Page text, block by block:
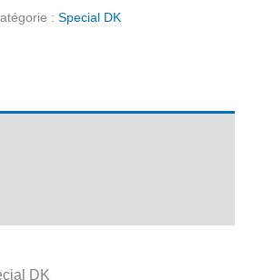
: Special DK
DK